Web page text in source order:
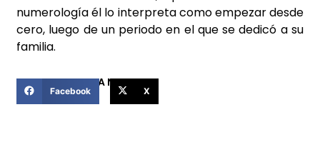
numerología él lo interpreta como empezar desde
cero, luego de un periodo en el que se dedicó a su
familia.
COMPARTIR ESTA NOTICIA
Facebook X